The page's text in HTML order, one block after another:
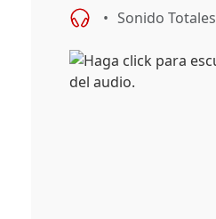
a las autonómicas
Sonido Totales